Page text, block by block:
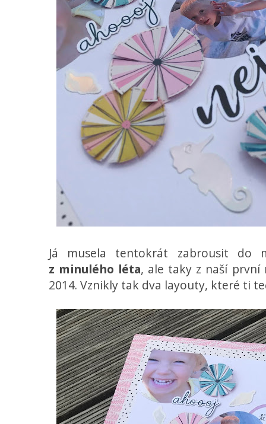
Já musela tentokrát zabrousit
z minulého léta, ale taky z naší
2014. Vznikly tak dva layouty, které ti